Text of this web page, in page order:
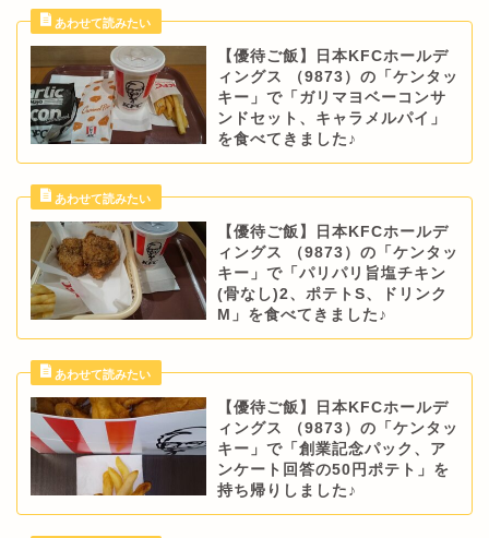
【優待ご飯】日本KFCホールデ
ィングス （9873）の「ケンタッ
キー」で「ガリマヨベーコンサ
ンドセット、キャラメルパイ」
を食べてきました♪
【優待ご飯】日本KFCホールデ
ィングス （9873）の「ケンタッ
キー」で「パリパリ旨塩チキン
(骨なし)2、ポテトS、ドリンク
M」を食べてきました♪
【優待ご飯】日本KFCホールデ
ィングス （9873）の「ケンタッ
キー」で「創業記念パック、ア
ンケート回答の50円ポテト」を
持ち帰りしました♪